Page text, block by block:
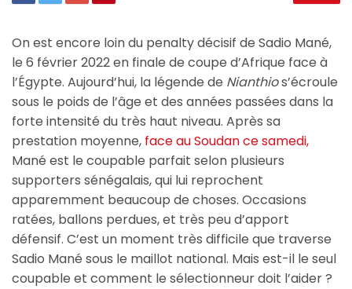
On est encore loin du penalty décisif de Sadio Mané,
le 6 février 2022 en finale de coupe d’Afrique face à
l’Égypte. Aujourd’hui, la légende de Nianthios’écroule
sous le poids de l’âge et des années passées dans la
forte intensité du très haut niveau. Après sa
prestation moyenne, face au Soudan ce samedi,
Mané est le coupable parfait selon plusieurs
supporters sénégalais, qui lui reprochent
apparemment beaucoup de choses. Occasions
ratées, ballons perdues, et très peu d’apport
défensif. C’est un moment très difficile que traverse
Sadio Mané sous le maillot national. Mais est-il le seul
coupable et comment le sélectionneur doit l’aider ?